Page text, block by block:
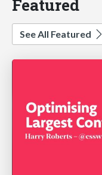
Featured
See All Featured